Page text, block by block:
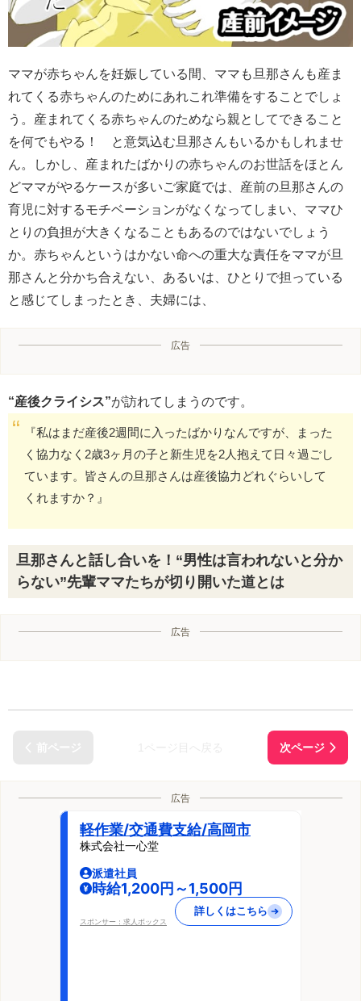
ママが赤ちゃんを妊娠している間、ママも旦那さんも産ま
れてくる赤ちゃんのためにあれこれ準備をすることでしょ
う。産まれてくる赤ちゃんのためなら親としてできること
を何でもやる！ と意気込む旦那さんもいるかもしれませ
ん。しかし、産まれたばかりの赤ちゃんのお世話をほとん
どママがやるケースが多いご家庭では、産前の旦那さんの
育児に対するモチベーションがなくなってしまい、ママひ
とりの負担が大きくなることもあるのではないでしょう
か。赤ちゃんというはかない命への重大な責任をママが旦
那さんと分かち合えない、あるいは、ひとりで担っている
と感じてしまったとき、夫婦には、
広告
“産後クライシス”が訪れてしまうのです。
『私はまだ産後2週間に入ったばかりなんですが、まった
く協力なく2歳3ヶ月の子と新生児を2人抱えて日々過ごし
ています。皆さんの旦那さんは産後協力どれぐらいして
くれますか？』
旦那さんと話し合いを！“男性は言われないと分か
らない”先輩ママたちが切り開いた道とは
広告
広告
軽作業/交通費支給/高岡市
株式会社一心堂
派遣社員
時給1,200円～1,500円
スポンサー：求人ボックス
詳しくはこちら